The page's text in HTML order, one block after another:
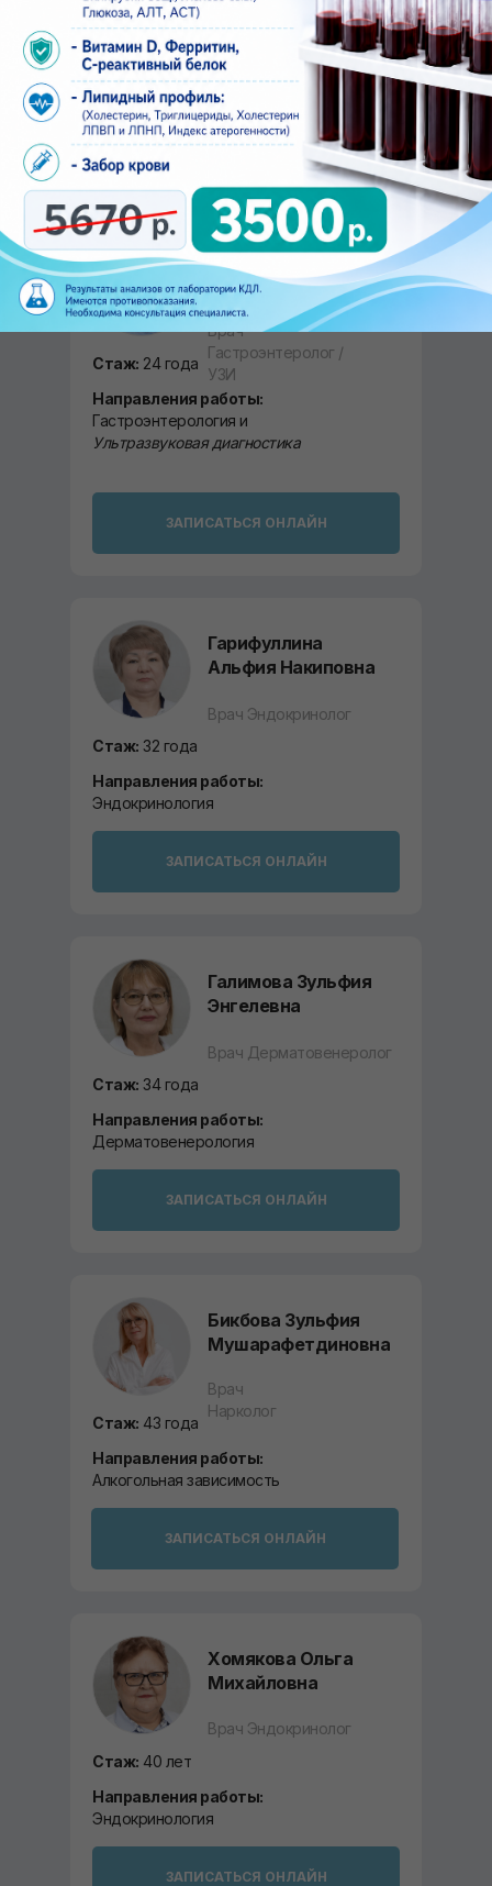
Направления работы:
Паразитология и инфекционные
заболевания
Стаж:20 лет
/ Инфекционист
ЗАПИСАТЬСЯ ОНЛАЙН
Селезнева
Анжелика
Васильевна
Направления работы:
Гастроэнтерология и
Ультразвуковая диагностика
Стаж: 24 года
Врач
Гастроэнтеролог /
УЗИ
ЗАПИСАТЬСЯ ОНЛАЙН
Гарифуллина
Альфия Накиповна
Направления работы:
Эндокринология
Стаж: 32 года
Врач Эндокринолог
ЗАПИСАТЬСЯ ОНЛАЙН
Галимова Зульфия
Энгелевна
Направления работы:
Дерматовенерология
Стаж: 34 года
Врач Дерматовенеролог
ЗАПИСАТЬСЯ ОНЛАЙН
Бикбова Зульфия
Мушарафетдиновна
Направления работы:
Алкогольная зависимость
Стаж: 43 года
Врач
Нарколог
ЗАПИСАТЬСЯ ОНЛАЙН
Хомякова Ольга
Михайловна
Направления работы:
Эндокринология
Стаж: 40 лет
Врач Эндокринолог
ЗАПИСАТЬСЯ ОНЛАЙН